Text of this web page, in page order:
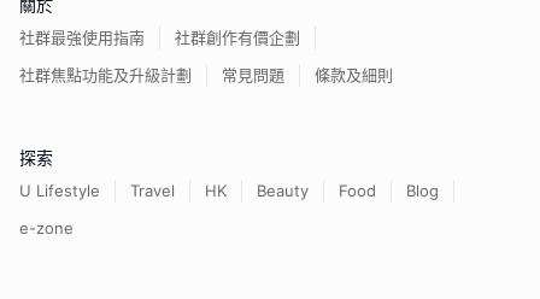
社群最強使用指南
社群創作有價企劃
社群焦點功能及升級計劃
常見問題 條款及細則
探索
U Lifestyle Travel HK Beauty Food
Blog
e-zone